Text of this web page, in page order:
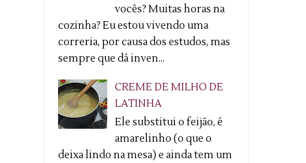
vocês? Muitas horas na
cozinha? Eu estou vivendo uma
correria, por causa dos estudos, mas
sempre que dá inven...
CREME DE MILHO DE
LATINHA
Ele substitui o feijão, é
amarelinho (o que o
deixa lindo na mesa) e ainda tem um